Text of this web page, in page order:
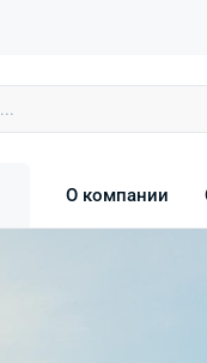
О компании